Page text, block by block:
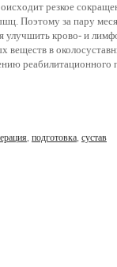
резкое
Поэтому за пару
улучшить крово- и
веществ в
реабилитационного
, подготовка, сустав